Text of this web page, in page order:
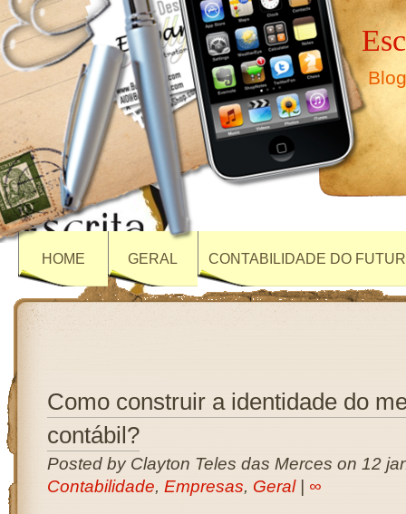
HOME GERAL CONTABILIDADE DO
Como construir a identidade do
contábil?
Posted by Clayton Teles das Merces on 12
Contabilidade, Empresas, Geral| ∞